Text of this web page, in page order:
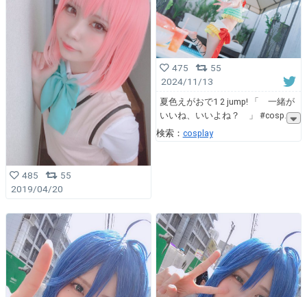
485
55
2019/04/20
475
55
2024/11/13
夏色えがおで1 2 jump! 「 一緒が
いいね、いいよね？ 」 #cosp
検索： cosplay